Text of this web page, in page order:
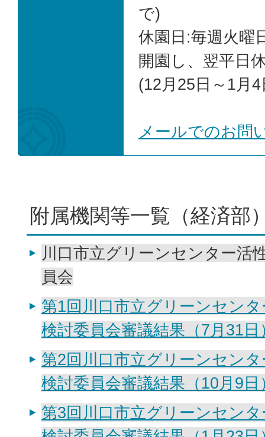
で)
休園日:毎週火曜
開園し、翌平日
(12月25日～1月4
メールでのお問
附属機関等一覧（経済部
川口市立グリーンセンター活
員会
第1回川口市立グリーンセン
検討委員会審議結果（7月31日
第2回川口市立グリーンセン
検討委員会審議結果（10月9日
第3回川口市立グリーンセン